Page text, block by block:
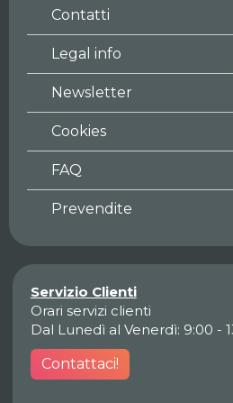
Contatti
Legal info
Newsletter
Cookies
FAQ
Prevendite
Servizio Clienti
Orari servizi clienti
Dal Lunedì al Venerdì: 9:00 -
Contattaci!